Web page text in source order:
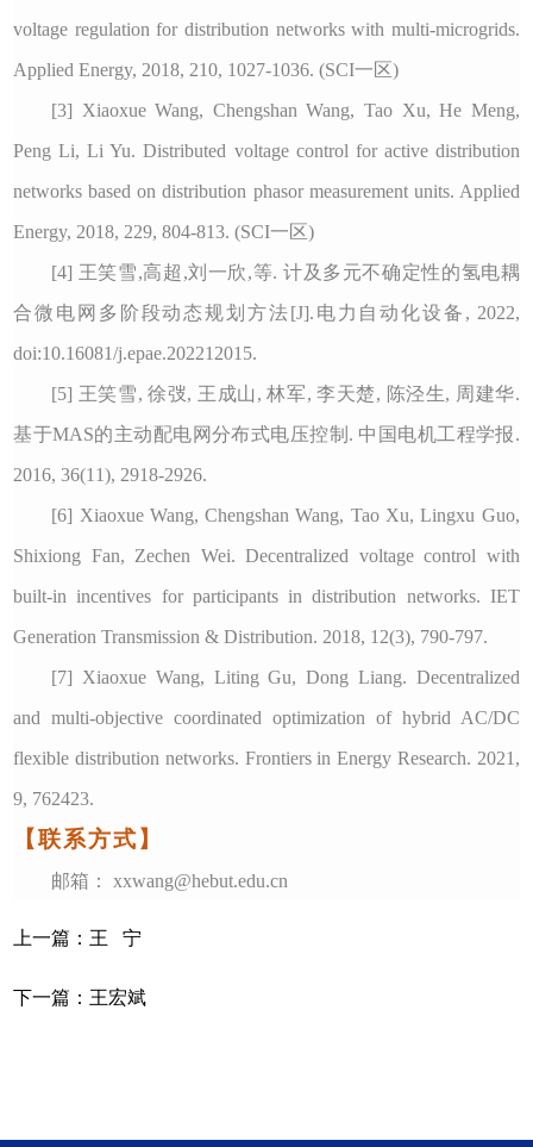
voltage regulation for distribution networks with multi-microgrids.
Applied Energy, 2018, 210, 1027-1036. (SCI一区)
[3] Xiaoxue Wang, Chengshan Wang, Tao Xu, He Meng,
Peng Li, Li Yu. Distributed voltage control for active distribution
networks based on distribution phasor measurement units. Applied
Energy, 2018, 229, 804-813. (SCI一区)
[4] 王笑雪,高超,刘一欣,等. 计及多元不确定性的氢电耦
合微电网多阶段动态规划方法[J].电力自动化设备, 2022,
doi:10.16081/j.epae.202212015.
[5] 王笑雪, 徐弢, 王成山, 林军, 李天楚, 陈泾生, 周建华.
基于MAS的主动配电网分布式电压控制. 中国电机工程学报.
2016, 36(11), 2918-2926.
[6] Xiaoxue Wang, Chengshan Wang, Tao Xu, Lingxu Guo,
Shixiong Fan, Zechen Wei. Decentralized voltage control with
built-in incentives for participants in distribution networks. IET
Generation Transmission & Distribution. 2018, 12(3), 790-797.
[7] Xiaoxue Wang, Liting Gu, Dong Liang. Decentralized
and multi-objective coordinated optimization of hybrid AC/DC
flexible distribution networks. Frontiers in Energy Research. 2021,
9, 762423.
【联系方式】
邮箱： xxwang@hebut.edu.cn
上一篇： 王 宁
下一篇： 王宏斌